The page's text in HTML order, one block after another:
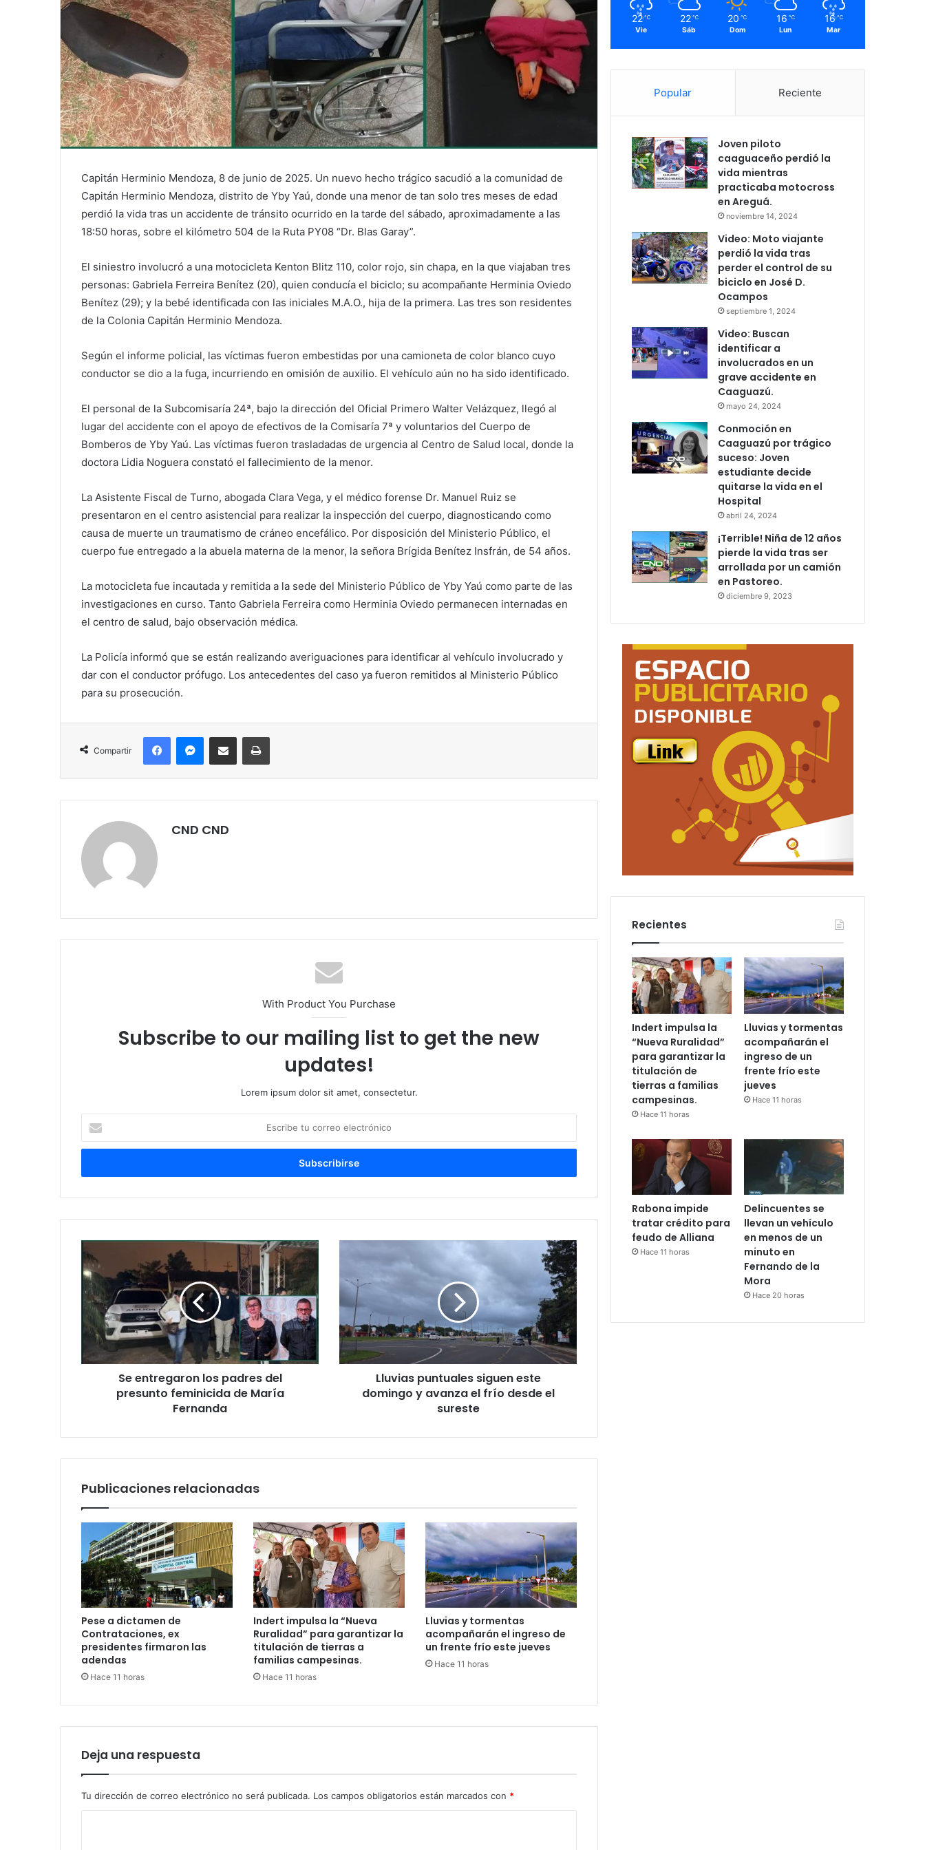
Capitán Herminio Mendoza, 8 de junio de 2025. Un nuevo hecho trágico sacudió a la comunidad de
Capitán Herminio Mendoza, distrito de Yby Yaú, donde una menor de tan solo tres meses de edad
perdió la vida tras un accidente de tránsito ocurrido en la tarde del sábado, aproximadamente a las
18:50 horas, sobre el kilómetro 504 de la Ruta PY08 “Dr. Blas Garay”.
El siniestro involucró a una motocicleta Kenton Blitz 110, color rojo, sin chapa, en la que viajaban tres
personas: Gabriela Ferreira Benítez (20), quien conducía el biciclo; su acompañante Herminia Oviedo
Benítez (29); y la bebé identificada con las iniciales M.A.O., hija de la primera. Las tres son residentes
de la Colonia Capitán Herminio Mendoza.
Según el informe policial, las víctimas fueron embestidas por una camioneta de color blanco cuyo
conductor se dio a la fuga, incurriendo en omisión de auxilio. El vehículo aún no ha sido identificado.
El personal de la Subcomisaría 24ª, bajo la dirección del Oficial Primero Walter Velázquez, llegó al
lugar del accidente con el apoyo de efectivos de la Comisaría 7ª y voluntarios del Cuerpo de
Bomberos de Yby Yaú. Las víctimas fueron trasladadas de urgencia al Centro de Salud local, donde la
doctora Lidia Noguera constató el fallecimiento de la menor.
La Asistente Fiscal de Turno, abogada Clara Vega, y el médico forense Dr. Manuel Ruiz se
presentaron en el centro asistencial para realizar la inspección del cuerpo, diagnosticando como
causa de muerte un traumatismo de cráneo encefálico. Por disposición del Ministerio Público, el
cuerpo fue entregado a la abuela materna de la menor, la señora Brígida Benítez Insfrán, de 54 años.
La motocicleta fue incautada y remitida a la sede del Ministerio Público de Yby Yaú como parte de las
investigaciones en curso. Tanto Gabriela Ferreira como Herminia Oviedo permanecen internadas en
el centro de salud, bajo observación médica.
La Policía informó que se están realizando averiguaciones para identificar al vehículo involucrado y
dar con el conductor prófugo. Los antecedentes del caso ya fueron remitidos al Ministerio Público
para su prosecución.
Compartir
CND CND
With Product You Purchase
Subscribe to our mailing list to get the new
updates!
Lorem ipsum dolor sit amet, consectetur.
c
i
t
c
o
r
o
e
n
o
Se entregaron los padres del
presunto feminicida de María
Fernanda
Lluvias puntuales siguen este
domingo y avanza el frío desde el
sureste
Publicaciones relacionadas
Pese a dictamen de
Contrataciones, ex
presidentes firmaron las
adendas
Hace 11 horas
Indert impulsa la “Nueva
Ruralidad” para garantizar la
titulación de tierras a
familias campesinas.
Hace 11 horas
Lluvias y tormentas
acompañarán el ingreso de
un frente frío este jueves
Hace 11 horas
Deja una respuesta
Tu dirección de correo electrónico no será publicada. Los campos obligatorios están marcados con *
22 ℃
Vie
22 ℃
Sáb
20 ℃
Dom
16 ℃
Lun
16 ℃
Mar
Popular Reciente
Joven piloto
caaguaceño perdió la
vida mientras
practicaba motocross
en Areguá.
noviembre 14, 2024
Video: Moto viajante
perdió la vida tras
perder el control de su
biciclo en José D.
Ocampos
septiembre 1, 2024
Video: Buscan
identificar a
involucrados en un
grave accidente en
Caaguazú.
mayo 24, 2024
Conmoción en
Caaguazú por trágico
suceso: Joven
estudiante decide
quitarse la vida en el
Hospital
abril 24, 2024
¡Terrible! Niña de 12 años
pierde la vida tras ser
arrollada por un camión
en Pastoreo.
diciembre 9, 2023
Recientes
Indert impulsa la
“Nueva Ruralidad”
para garantizar la
titulación de
tierras a familias
campesinas.
Hace 11 horas
Lluvias y tormentas
acompañarán el
ingreso de un
frente frío este
jueves
Hace 11 horas
Rabona impide
tratar crédito para
feudo de Alliana
Hace 11 horas
Delincuentes se
llevan un vehículo
en menos de un
minuto en
Fernando de la
Mora
Hace 20 horas